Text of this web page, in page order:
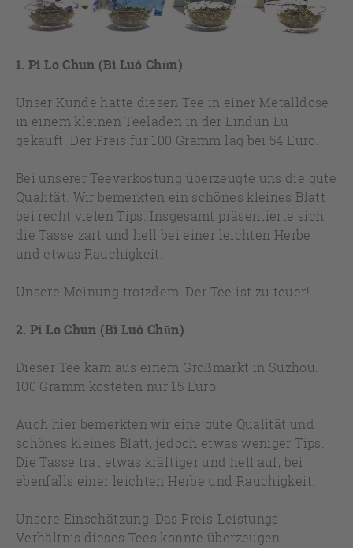
1. Pi Lo Chun (Bì Luó Chūn)
Unser Kunde hatte diesen Tee in einer Metalldose
in einem kleinen Teeladen in der Lindun Lu
gekauft. Der Preis für 100 Gramm lag bei 54 Euro.
Bei unserer Teeverkostung überzeugte uns die gute
Qualität. Wir bemerkten ein schönes kleines Blatt
bei recht vielen Tips. Insgesamt präsentierte sich
die Tasse zart und hell bei einer leichten Herbe
und etwas Rauchigkeit.
Unsere Meinung trotzdem: Der Tee ist zu teuer!
2. Pi Lo Chun (Bì Luó Chūn)
Dieser Tee kam aus einem Großmarkt in Suzhou.
100 Gramm kosteten nur 15 Euro.
Auch hier bemerkten wir eine gute Qualität und
schönes kleines Blatt, jedoch etwas weniger Tips.
Die Tasse trat etwas kräftiger und hell auf, bei
ebenfalls einer leichten Herbe und Rauchigkeit.
Unsere Einschätzung: Das Preis-Leistungs-
Verhältnis dieses Tees konnte überzeugen.